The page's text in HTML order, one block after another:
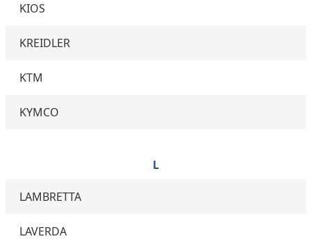
KIOS
KREIDLER
KTM
KYMCO
L
LAMBRETTA
LAVERDA